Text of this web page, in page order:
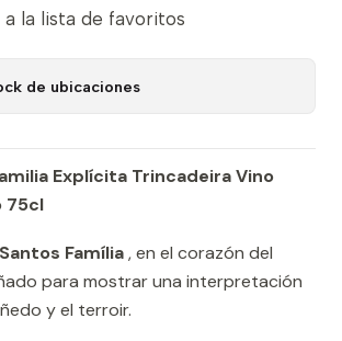
la lista de favoritos
de ubicaciones
Explícita Trincadeira Vino
75cl
Família, en el corazón del
para mostrar una interpretación
y el terroir.